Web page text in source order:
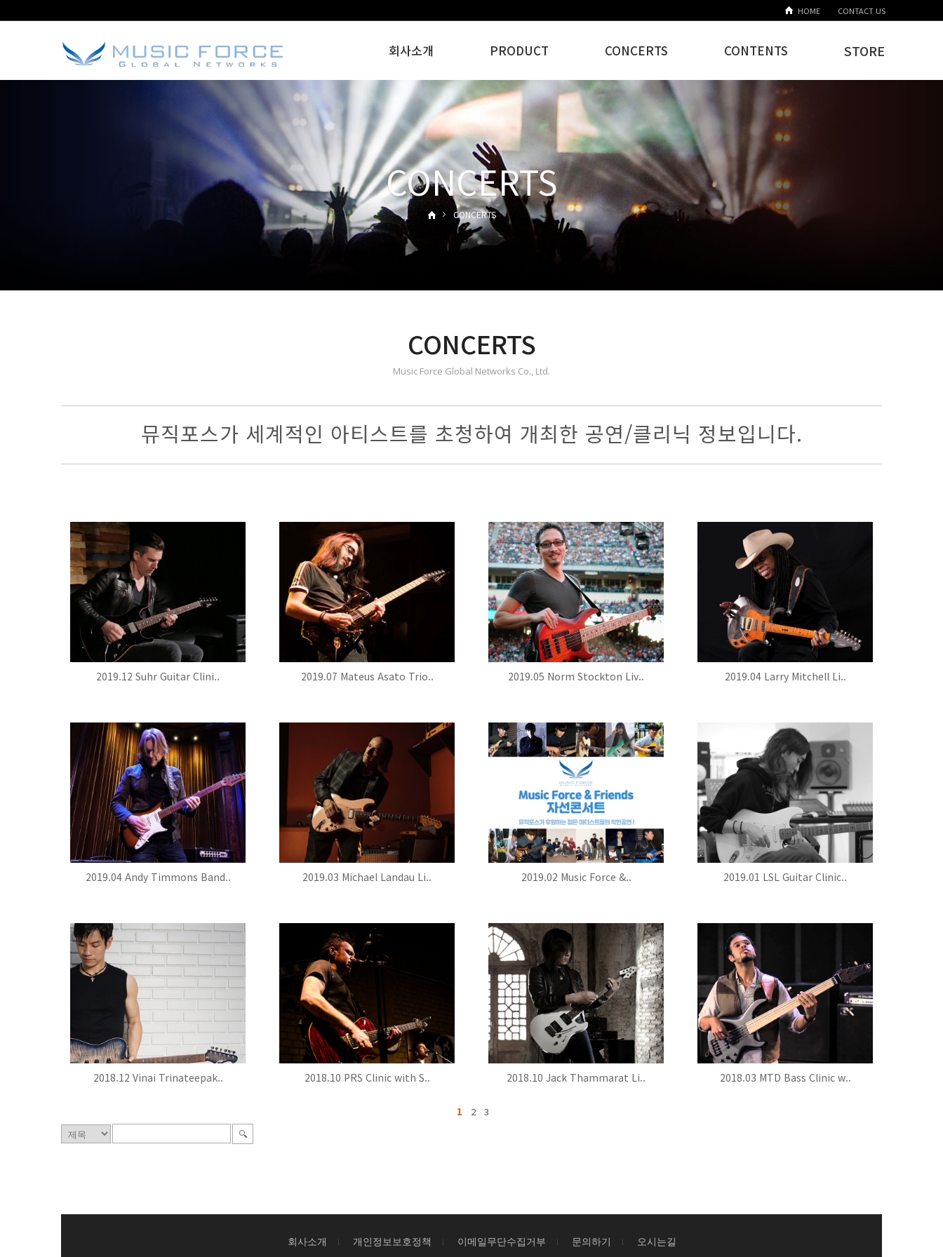
HOME CONTACT US
회사소개 PRODUCT CONCERTS CONTENTS STORE
CONCERTS
CONCERTS
CONCERTS
Music Force Global Networks Co., Ltd.
뮤직포스가 세계적인 아티스트를 초청하여 개최한 공연/클리닉 정보입니다.
2019.12 Suhr Guitar Clini.. 2019.07 Mateus Asato Trio.. 2019.05 Norm Stockton Liv.. 2019.04 Larry Mitchell Li..
2019.04 Andy Timmons Band.. 2019.03 Michael Landau Li.. 2019.02 Music Force &.. 2019.01 LSL Guitar Clinic..
2018.12 Vinai Trinateepak.. 2018.10 PRS Clinic with S.. 2018.10 Jack Thammarat Li.. 2018.03 MTD Bass Clinic w..
1 2 3
회사소개 l 개인정보보호정책 l 이메일무단수집거부 l 문의하기 l 오시는길